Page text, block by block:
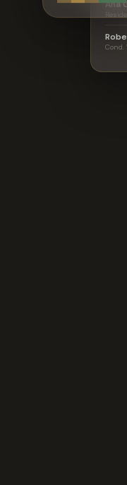
Ana
Cond.